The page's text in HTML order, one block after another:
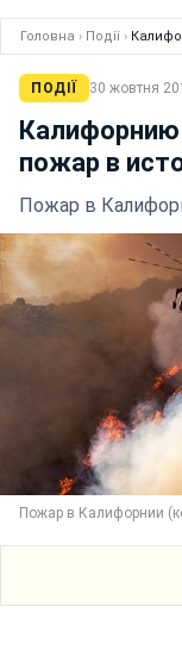
Головна › Події ›
ПОДІЇ 30 жовтня
пожар в
Пожар в
Пожар в Калифорнии